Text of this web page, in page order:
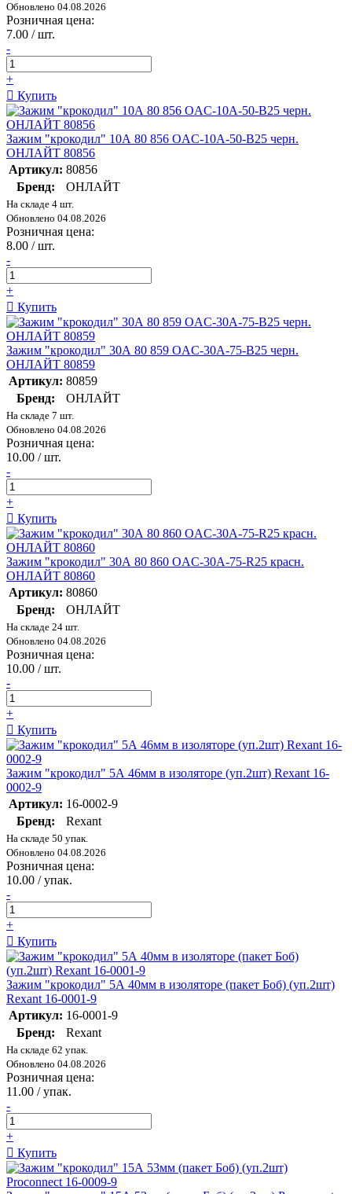
Обновлено 04.08.2026
Розничная цена:
7.00 / шт.
-
+
Купить
Зажим "крокодил" 10А 80 856 OAC-10A-50-B25 черн.
ОНЛАЙТ 80856
Артикул: 80856
Бренд:
ОНЛАЙТ
На складе 4 шт.
Обновлено 04.08.2026
Розничная цена:
8.00 / шт.
-
+
Купить
Зажим "крокодил" 30А 80 859 OAC-30A-75-B25 черн.
ОНЛАЙТ 80859
Артикул: 80859
Бренд:
ОНЛАЙТ
На складе 7 шт.
Обновлено 04.08.2026
Розничная цена:
10.00 / шт.
-
+
Купить
Зажим "крокодил" 30А 80 860 OAC-30A-75-R25 красн.
ОНЛАЙТ 80860
Артикул: 80860
Бренд:
ОНЛАЙТ
На складе 24 шт.
Обновлено 04.08.2026
Розничная цена:
10.00 / шт.
-
+
Купить
Зажим "крокодил" 5А 46мм в изоляторе (уп.2шт) Rexant 16-
0002-9
Артикул: 16-0002-9
Бренд:
Rexant
На складе 50 упак.
Обновлено 04.08.2026
Розничная цена:
10.00 / упак.
-
+
Купить
Зажим "крокодил" 5А 40мм в изоляторе (пакет Боб) (уп.2шт)
Rexant 16-0001-9
Артикул: 16-0001-9
Бренд:
Rexant
На складе 62 упак.
Обновлено 04.08.2026
Розничная цена:
11.00 / упак.
-
+
Купить